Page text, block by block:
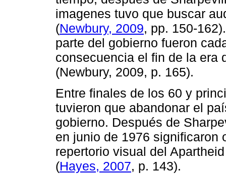
imagenes tuvo que buscar
(Newbury, 2009, pp. 150-
parte del gobierno fueron
consecuencia el fin de la era
(Newbury, 2009, p. 165).
Entre finales de los 60 y
tuvieron que abandonar el
gobierno. Después de
en junio de 1976 significaron
repertorio visual del
(Hayes, 2007, p. 143).